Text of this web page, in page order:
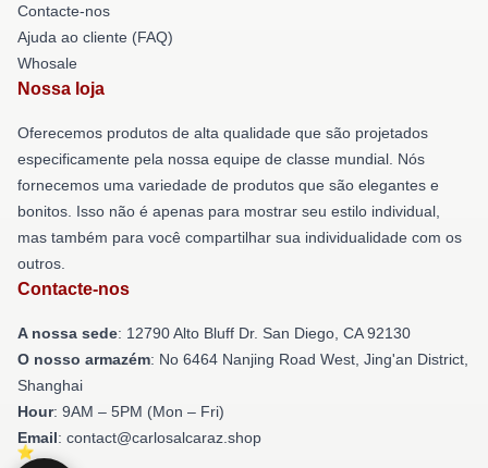
Contacte-nos
Ajuda ao cliente (FAQ)
Whosale
Nossa loja
Oferecemos produtos de alta qualidade que são projetados
especificamente pela nossa equipe de classe mundial. Nós
fornecemos uma variedade de produtos que são elegantes e
bonitos. Isso não é apenas para mostrar seu estilo individual,
mas também para você compartilhar sua individualidade com os
outros.
Contacte-nos
A nossa sede: 12790 Alto Bluff Dr. San Diego, CA 92130
O nosso armazém: No 6464 Nanjing Road West, Jing'an District,
Shanghai
Hour: 9AM – 5PM (Mon – Fri)
Email: contact@carlosalcaraz.shop